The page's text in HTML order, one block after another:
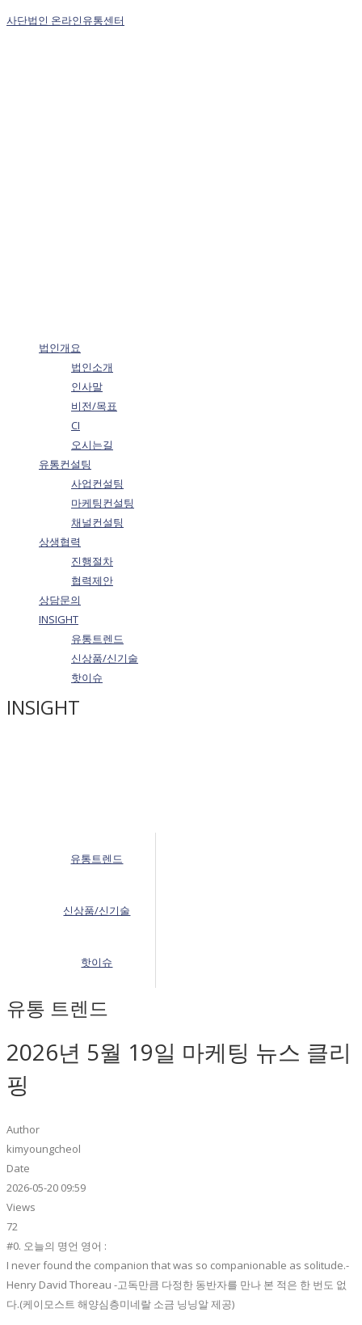
사단법인 온라인유통센터
법인개요
법인소개
인사말
비전/목표
CI
오시는길
유통컨설팅
사업컨설팅
마케팅컨설팅
채널컨설팅
상생협력
진행절차
협력제안
상담문의
INSIGHT
유통트렌드
신상품/신기술
핫이슈
INSIGHT
유통트렌드
신상품/신기술
핫이슈
유통 트렌드
2026년 5월 19일 마케팅 뉴스 클리
핑
Author
kimyoungcheol
Date
2026-05-20 09:59
Views
72
#0. 오늘의 명언 영어 :
I never found the companion that was so companionable as solitude.-
Henry David Thoreau -고독만큼 다정한 동반자를 만나 본 적은 한 번도 없
다.(케이모스트 해양심층미네랄 소금 닝닝알 제공)